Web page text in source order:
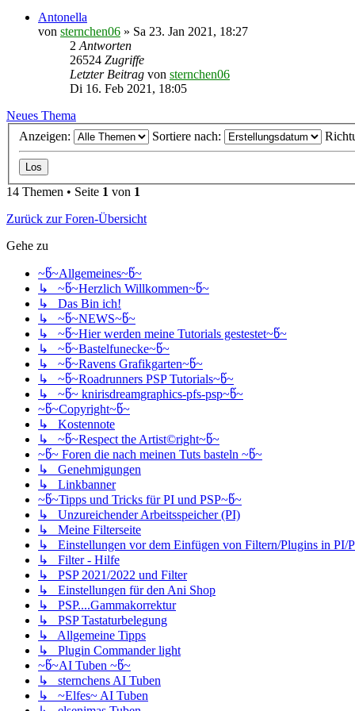
Antonella
von sternchen06 » Sa 23. Jan 2021, 18:27
2 Antworten
26524 Zugriffe
Letzter Beitrag von sternchen06
Di 16. Feb 2021, 18:05
Neues Thema
Anzeigen:
Sortiere nach:
14 Themen • Seite 1 von 1
Zurück zur Foren-Übersicht
Gehe zu
~წ~Allgemeines~წ~
↳ ~წ~Herzlich Willkommen~წ~
↳ Das Bin ich!
↳ ~წ~NEWS~წ~
↳ ~წ~Hier werden meine Tutorials gestestet~წ~
↳ ~წ~Bastelfunecke~წ~
↳ ~წ~Ravens Grafikgarten~წ~
↳ ~წ~Roadrunners PSP Tutorials~წ~
↳ ~წ~ knirisdreamgraphics-pfs-psp~წ~
~წ~Copyright~წ~
↳ Kostennote
↳ ~წ~Respect the Artist©right~წ~
~წ~ Foren die nach meinen Tuts basteln ~წ~
↳ Genehmigungen
↳ Linkbanner
~წ~Tipps und Tricks für PI und PSP~წ~
↳ Unzureichender Arbeitsspeicher (PI)
↳ Meine Filterseite
↳ Einstellungen vor dem Einfügen von Filtern/Plugins in PI/
↳ Filter - Hilfe
↳ PSP 2021/2022 und Filter
↳ Einstellungen für den Ani Shop
↳ PSP....Gammakorrektur
↳ PSP Tastaturbelegung
↳ Allgemeine Tipps
↳ Plugin Commander light
~წ~AI Tuben ~წ~
↳ sternchens AI Tuben
↳ ~Elfes~ AI Tuben